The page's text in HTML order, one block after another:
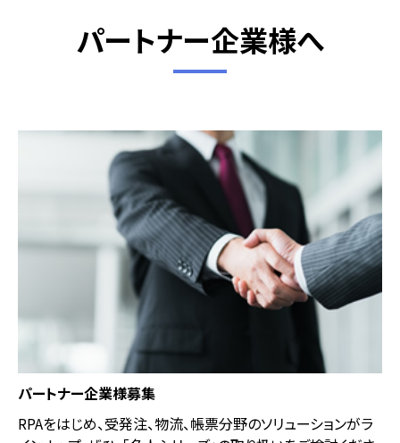
パートナー企業様へ
パートナー企業様募集
RPAをはじめ、受発注、物流、帳票分野のソリューションがラ